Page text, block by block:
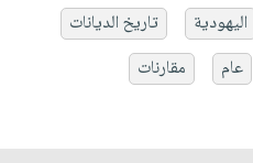
اليهودية
تاريخ الديانات
عام مقارنات